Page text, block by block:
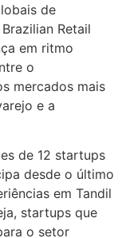
de
Retail
em ritmo
o
mercados mais
e a
de 12 startups
desde o último
em Tandil
startups que
o setor